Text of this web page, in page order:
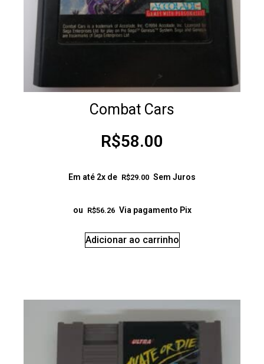
Combat Cars
R$58.00
Em até 2x de R$29.00 Sem Juros
ou R$56.26 Via pagamento Pix
Adicionar ao carrinho